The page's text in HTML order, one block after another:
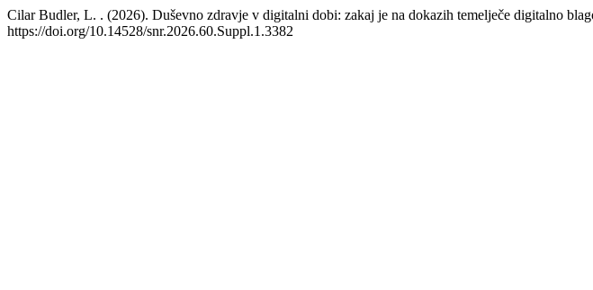
Cilar Budler, L. . (2026). Duševno zdravje v digitalni dobi: zakaj je na dokazih temelječe digitalno
https://doi.org/10.14528/snr.2026.60.Suppl.1.3382